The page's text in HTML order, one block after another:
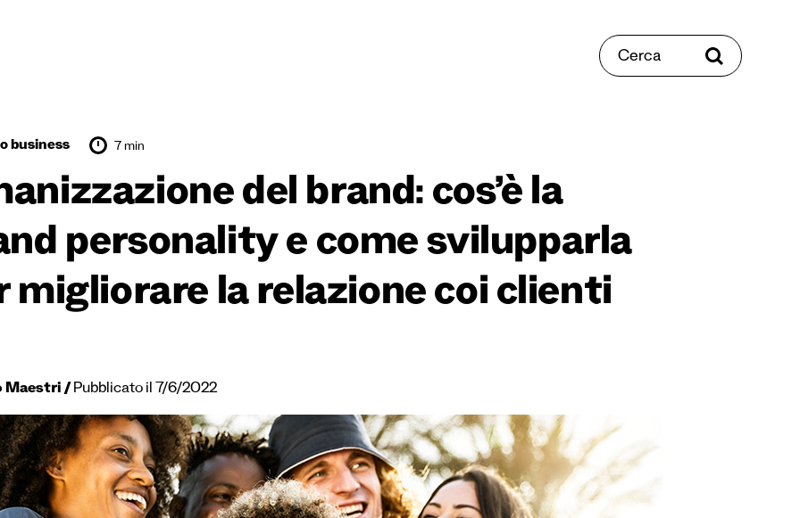
Cerca
business 7 min
del brand: cos’è la
personality e come svilupparla
migliorare la relazione coi clienti
Maestri Pubblicato il 7/6/2022